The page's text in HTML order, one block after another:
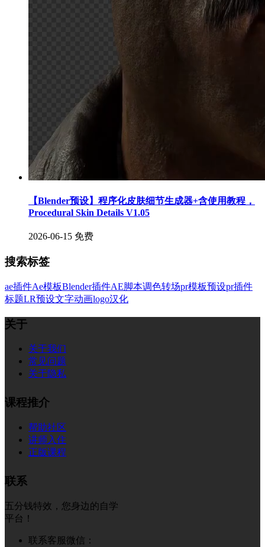
【Blender预设】程序化皮肤细节生成器+含使用教程，
Procedural Skin Details V1.05
2026-06-15 免费
搜索标签
ae插件Ae模板Blender插件AE脚本调色转场pr模板预设pr插件
标题LR预设文字动画logo汉化
关于
关于我们
常见问题
关于隐私
课程推介
帮助社区
讲师入住
正版课程
联系
五分钱特效，您身边的自学
平台！
联系客服微信：